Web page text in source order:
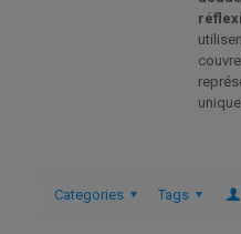
Categories Tags